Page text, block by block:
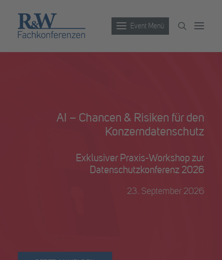
Event Menü
Newsletter
Archiv
AI – Chancen & Risiken für den
Konzerndatenschutz
Exklusiver Praxis-Workshop zur
Datenschutzkonferenz 2026
23. September 2026